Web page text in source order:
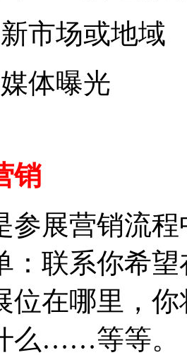
新市场或地域
媒体曝光
销
参展营销流
：联系你希
位在哪里，
么……等等。